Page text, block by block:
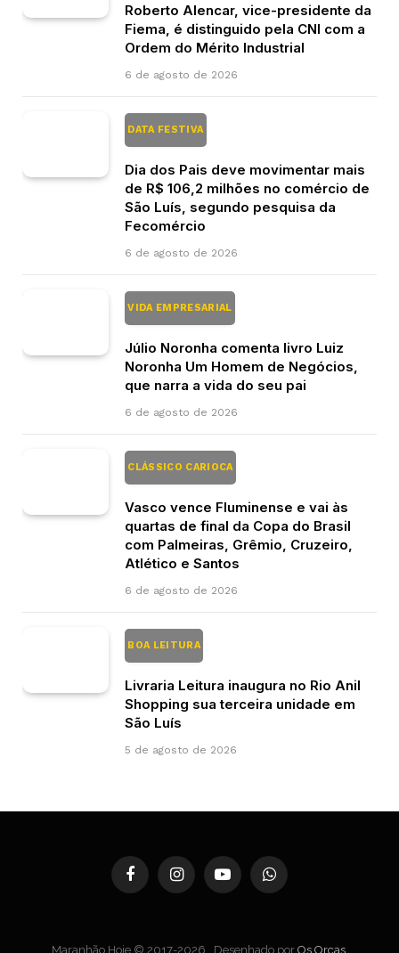
Roberto Alencar, vice-presidente da
Fiema, é distinguido pela CNI com a
Ordem do Mérito Industrial
6 de agosto de 2026
DATA FESTIVA
Dia dos Pais deve movimentar mais
de R$ 106,2 milhões no comércio de
São Luís, segundo pesquisa da
Fecomércio
6 de agosto de 2026
VIDA EMPRESARIAL
Júlio Noronha comenta livro Luiz
Noronha Um Homem de Negócios,
que narra a vida do seu pai
6 de agosto de 2026
CLÁSSICO CARIOCA
Vasco vence Fluminense e vai às
quartas de final da Copa do Brasil
com Palmeiras, Grêmio, Cruzeiro,
Atlético e Santos
6 de agosto de 2026
BOA LEITURA
Livraria Leitura inaugura no Rio Anil
Shopping sua terceira unidade em
São Luís
5 de agosto de 2026
FacebookInstagramYouTubeWhatsApp
Maranhão Hoje © 2017-2026 . Desenhado por Os Orcas.